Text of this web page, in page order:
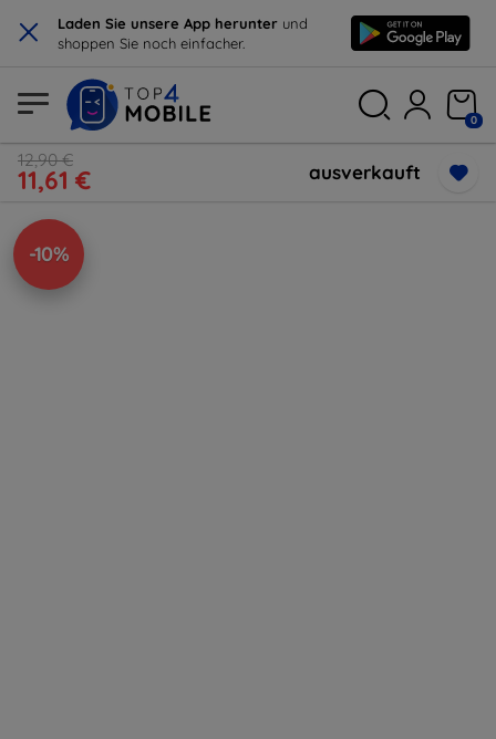
× Laden Sie unsere App herunter und
shoppen Sie noch einfacher.
0
12,90 €
11,61 € ausverkauft
-10%